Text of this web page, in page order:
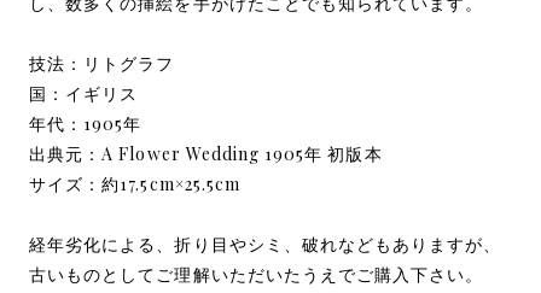
技法：リトグラフ
国：イギリス
年代：1905年
出典元：A Flower Wedding 1905年 初版本
サイズ：約17.5cm×25.5cm
経年劣化による、折り目やシミ、破れなどもありますが、
古いものとしてご理解いただいたうえでご購入下さい。